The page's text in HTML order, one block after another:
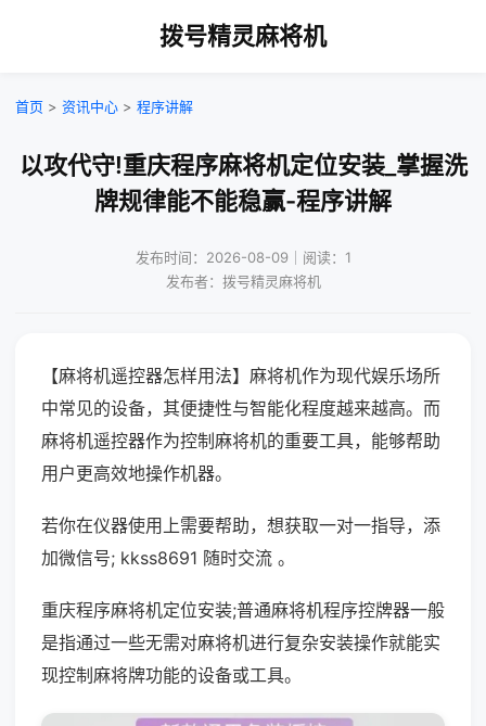
拨号精灵麻将机
首页 > 资讯中心 > 程序讲解
以攻代守!重庆程序麻将机定位安装_掌握洗
牌规律能不能稳赢-程序讲解
发布时间：2026-08-09｜阅读：1
发布者：拨号精灵麻将机
【麻将机遥控器怎样用法】麻将机作为现代娱乐场所
中常见的设备，其便捷性与智能化程度越来越高。而
麻将机遥控器作为控制麻将机的重要工具，能够帮助
用户更高效地操作机器。
若你在仪器使用上需要帮助，想获取一对一指导，添
加微信号; kkss8691 随时交流 。
重庆程序麻将机定位安装;普通麻将机程序控牌器一般
是指通过一些无需对麻将机进行复杂安装操作就能实
现控制麻将牌功能的设备或工具。